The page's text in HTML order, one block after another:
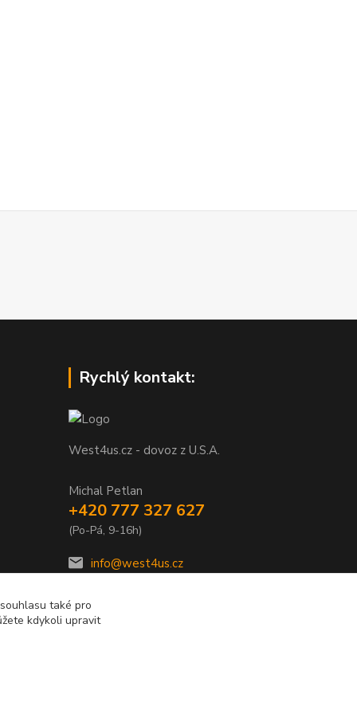
Rychlý kontakt:
West4us.cz - dovoz z U.S.A.
Michal Petlan
+420 777 327 627
(Po-Pá, 9-16h)
info@west4us.cz
také pro
kdykoli upravit